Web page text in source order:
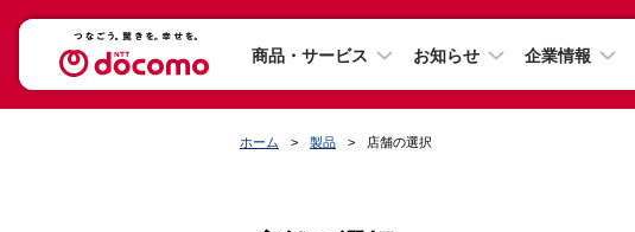
商品・サービス お知らせ 企業情報
ホーム 製品 店舗の選択